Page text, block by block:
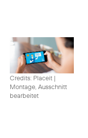
Credits: Placeit |
Montage, Ausschnitt
bearbeitet